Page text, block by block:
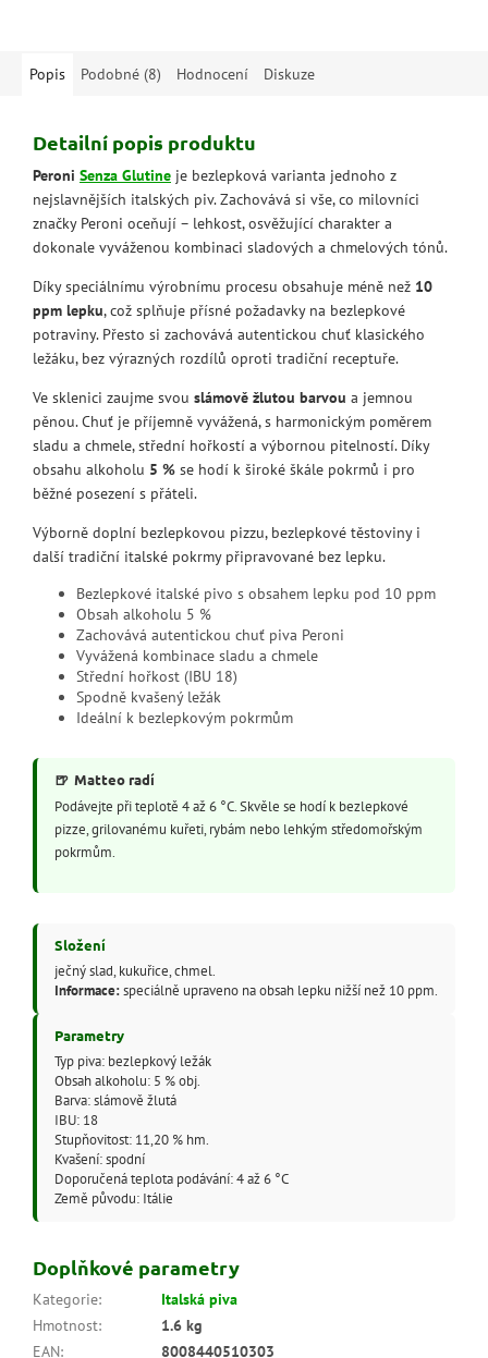
Popis Podobné (8) Hodnocení Diskuze
Detailní popis produktu
Peroni Senza Glutine je bezlepková varianta jednoho z
nejslavnějších italských piv. Zachovává si vše, co milovníci
značky Peroni oceňují – lehkost, osvěžující charakter a
dokonale vyváženou kombinaci sladových a chmelových tónů.
Díky speciálnímu výrobnímu procesu obsahuje méně než 10
ppm lepku, což splňuje přísné požadavky na bezlepkové
potraviny. Přesto si zachovává autentickou chuť klasického
ležáku, bez výrazných rozdílů oproti tradiční receptuře.
Ve sklenici zaujme svou slámově žlutou barvou a jemnou
pěnou. Chuť je příjemně vyvážená, s harmonickým poměrem
sladu a chmele, střední hořkostí a výbornou pitelností. Díky
obsahu alkoholu 5 % se hodí k široké škále pokrmů i pro
běžné posezení s přáteli.
Výborně doplní bezlepkovou pizzu, bezlepkové těstoviny i
další tradiční italské pokrmy připravované bez lepku.
Bezlepkové italské pivo s obsahem lepku pod 10 ppm
Obsah alkoholu 5 %
Zachovává autentickou chuť piva Peroni
Vyvážená kombinace sladu a chmele
Střední hořkost (IBU 18)
Spodně kvašený ležák
Ideální k bezlepkovým pokrmům
🍺 Matteo radí
Podávejte při teplotě 4 až 6 °C. Skvěle se hodí k bezlepkové
pizze, grilovanému kuřeti, rybám nebo lehkým středomořským
pokrmům.
Složení
ječný slad, kukuřice, chmel.
Informace:speciálně upraveno na obsah lepku nižší než 10 ppm.
Parametry
Typ piva: bezlepkový ležák
Obsah alkoholu: 5 % obj.
Barva: slámově žlutá
IBU: 18
Stupňovitost: 11,20 % hm.
Kvašení: spodní
Doporučená teplota podávání: 4 až 6 °C
Země původu: Itálie
Doplňkové parametry
Kategorie:
Italská piva
Hmotnost:
1.6 kg
EAN: 8008440510303